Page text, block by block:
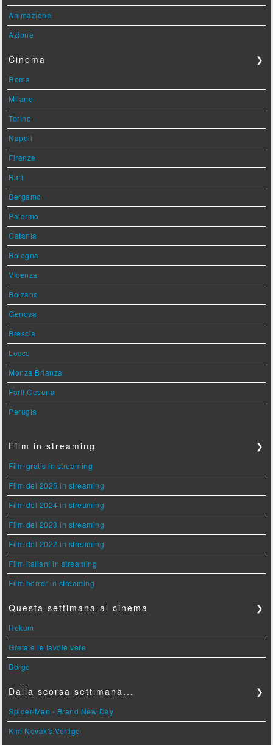
Animazione
Azione
Cinema ❯
Roma
Milano
Torino
Napoli
Firenze
Bari
Bergamo
Palermo
Catania
Bologna
Vicenza
Bolzano
Genova
Brescia
Lecce
Monza Brianza
Forlì Cesena
Perugia
Film in streaming ❯
Film gratis in streaming
Film del 2025 in streaming
Film del 2024 in streaming
Film del 2023 in streaming
Film del 2022 in streaming
Film italiani in streaming
Film horror in streaming
Questa settimana al cinema ❯
Hokum
Greta e le favole vere
Borgo
Dalla scorsa settimana... ❯
Spider-Man - Brand New Day
Kim Novak's Vertigo